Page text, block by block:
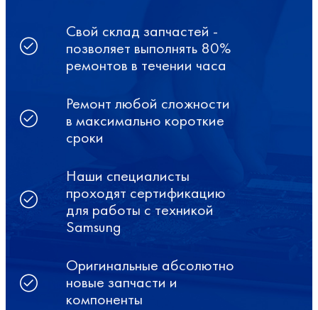
Свой склад запчастей -
позволяет выполнять 80%
ремонтов в течении часа
Ремонт любой сложности
в максимально короткие
сроки
Наши специалисты
проходят сертификацию
для работы с техникой
Samsung
Оригинальные абсолютно
новые запчасти и
компоненты